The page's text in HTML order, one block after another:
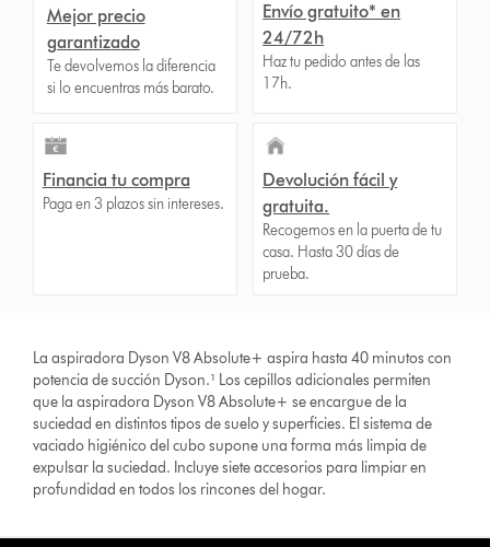
Mejor precio
garantizado
Te devolvemos la diferencia
si lo encuentras más barato.
Envío gratuito* en
24/72h
Haz tu pedido antes de las
17h.
Financia tu compra
Paga en 3 plazos sin intereses.
Devolución fácil y
gratuita.
Recogemos en la puerta de tu
casa. Hasta 30 días de
prueba.
La aspiradora Dyson V8 Absolute+ aspira hasta 40 minutos con
potencia de succión Dyson.¹ Los cepillos adicionales permiten
que la aspiradora Dyson V8 Absolute+ se encargue de la
suciedad en distintos tipos de suelo y superficies. El sistema de
vaciado higiénico del cubo supone una forma más limpia de
expulsar la suciedad. Incluye siete accesorios para limpiar en
profundidad en todos los rincones del hogar.